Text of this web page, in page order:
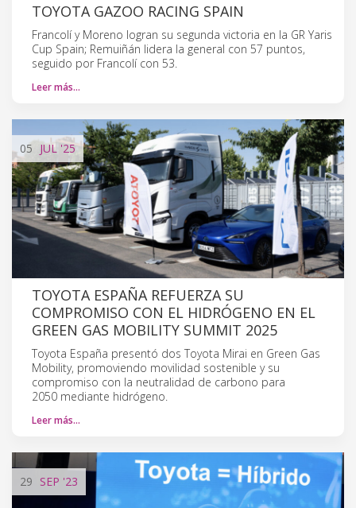
TOYOTA GAZOO RACING SPAIN
Francolí y Moreno logran su segunda victoria en la GR Yaris
Cup Spain; Remuiñán lidera la general con 57 puntos,
seguido por Francolí con 53.
Leer más…
05 JUL '25
TOYOTA ESPAÑA REFUERZA SU
COMPROMISO CON EL HIDRÓGENO EN EL
GREEN GAS MOBILITY SUMMIT 2025
Toyota España presentó dos Toyota Mirai en Green Gas
Mobility, promoviendo movilidad sostenible y su
compromiso con la neutralidad de carbono para
2050 mediante hidrógeno.
Leer más…
29 SEP '23